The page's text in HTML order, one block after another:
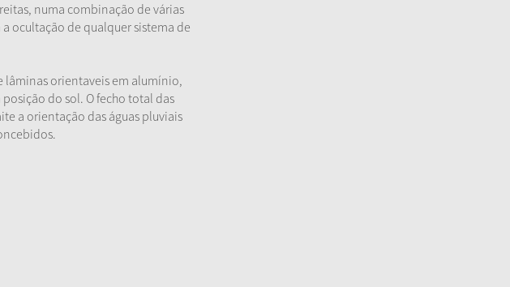
numa combinação de várias
ocultação de qualquer sistema de
orientaveis em alumínio,
do sol. O fecho total das
a orientação das águas pluviais